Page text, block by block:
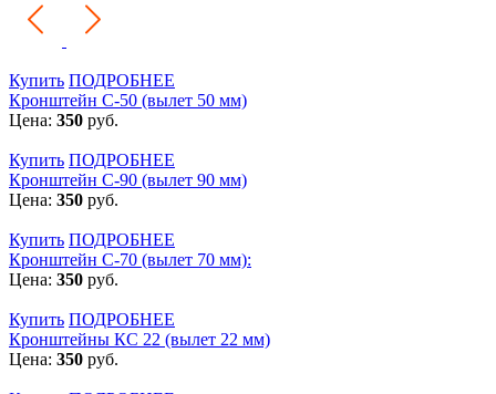
Купить ПОДРОБНЕЕ
Кронштейн С-50 (вылет 50 мм)
Цена: 350 руб.
Купить ПОДРОБНЕЕ
Кронштейн С-90 (вылет 90 мм)
Цена: 350 руб.
Купить ПОДРОБНЕЕ
Кронштейн С-70 (вылет 70 мм):
Цена: 350 руб.
Купить ПОДРОБНЕЕ
Кронштейны КС 22 (вылет 22 мм)
Цена: 350 руб.